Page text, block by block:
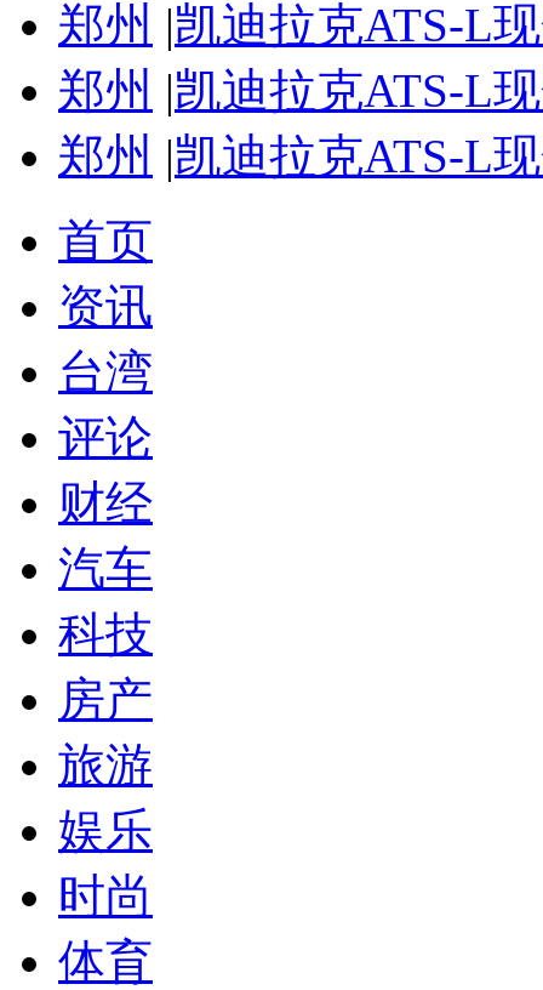
郑州 |凯迪拉克ATS-L
郑州 |凯迪拉克ATS-L
郑州 |凯迪拉克ATS-L
首页
资讯
台湾
评论
财经
汽车
科技
房产
旅游
娱乐
时尚
体育